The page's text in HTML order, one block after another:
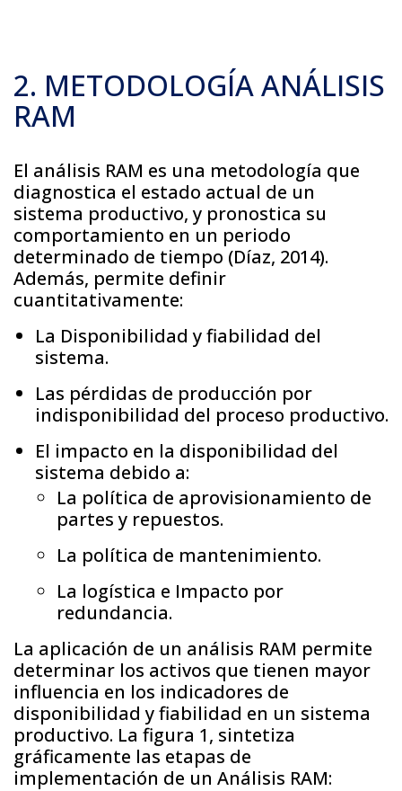
2. METODOLOGÍA ANÁLISIS
RAM
El análisis RAM es una metodología que
diagnostica el estado actual de un
sistema productivo, y pronostica su
comportamiento en un periodo
determinado de tiempo (Díaz, 2014).
Además, permite definir
cuantitativamente:
La Disponibilidad y fiabilidad del
sistema.
Las pérdidas de producción por
indisponibilidad del proceso productivo.
El impacto en la disponibilidad del
sistema debido a:
La política de aprovisionamiento de
partes y repuestos.
La política de mantenimiento.
La logística e Impacto por
redundancia.
La aplicación de un análisis RAM permite
determinar los activos que tienen mayor
influencia en los indicadores de
disponibilidad y fiabilidad en un sistema
productivo. La figura 1, sintetiza
gráficamente las etapas de
implementación de un Análisis RAM: